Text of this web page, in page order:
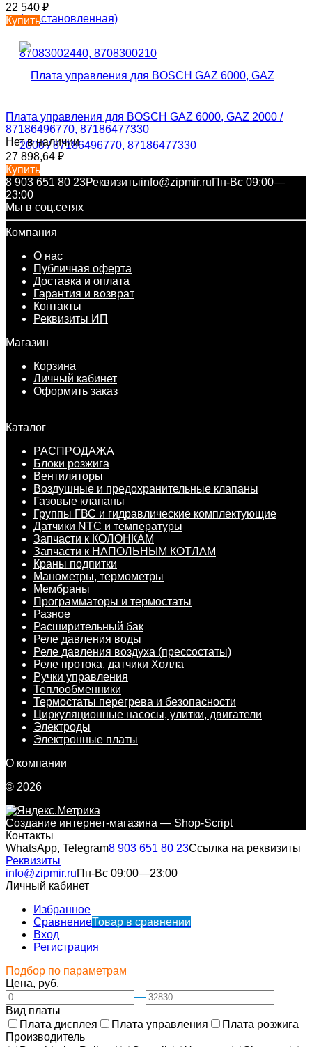
22 540 ₽
Купить
Плата управления для BOSCH GAZ 6000, GAZ 2000 /
87186496770, 87186477330
Нет в наличии
27 898,64 ₽
Купить
8 903 651 80 23Реквизитыinfo@zipmir.ruПн-Вс 09:00—
23:00
Мы в соц.сетях
Компания
О нас
Публичная оферта
Доставка и оплата
Гарантия и возврат
Контакты
Реквизиты ИП
Магазин
Корзина
Личный кабинет
Оформить заказ
Каталог
РАСПРОДАЖА
Блоки розжига
Вентиляторы
Воздушные и предохранительные клапаны
Газовые клапаны
Группы ГВС и гидравлические комплектующие
Датчики NTC и температуры
Запчасти к КОЛОНКАМ
Запчасти к НАПОЛЬНЫМ КОТЛАМ
Краны подпитки
Манометры, термометры
Мембраны
Программаторы и термостаты
Разное
Расширительный бак
Реле давления воды
Реле давления воздуха (прессостаты)
Реле протока, датчики Холла
Ручки управления
Теплообменники
Термостаты перегрева и безопасности
Циркуляционные насосы, улитки, двигатели
Электроды
Электронные платы
О компании
© 2026
Создание интернет-магазина — Shop-Script
Контакты
WhatsApp, Telegram8 903 651 80 23Ссылка на реквизиты
Реквизиты
info@zipmir.ruПн-Вс 09:00—23:00
Личный кабинет
Избранное
СравнениеТовар в сравнении
Вход
Регистрация
Подбор по параметрам
Цена, руб.
—
Вид платы
Плата дисплея
Плата управления
Плата розжига
Производитель